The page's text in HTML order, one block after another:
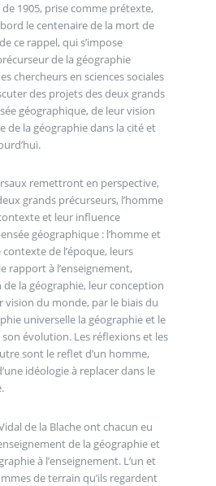
1905, prise comme prétexte,
le centenaire de la mort de
ce rappel, qui s’impose
de la géographie
chercheurs en sciences sociales
des projets des deux grands
géographique, de leur vision
de la géographie dans la cité et
remettront en perspective,
grands précurseurs, l’homme
et leur influence
géographique : l’homme et
de l’époque, leurs
rapport à l’enseignement,
la géographie, leur conception
vision du monde, par le biais du
universelle la géographie et le
évolution. Les réflexions et les
sont le reflet d’un homme,
idéologie à replacer dans le
de la Blache ont chacun eu
de la géographie et
à l’enseignement. L’un et
de terrain qu’ils regardent